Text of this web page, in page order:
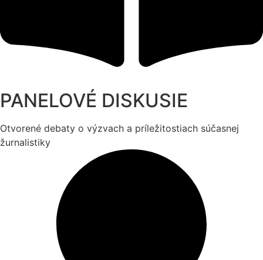
PANELOVÉ DISKUSIE
Otvorené debaty o výzvach a príležitostiach súčasnej
žurnalistiky